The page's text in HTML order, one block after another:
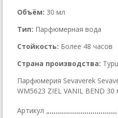
Объём: 30 мл
Тип: Парфюмерная вода
Стойкость: Более 48 часов
Страна производства:
Парфюмерия Sevaverek
WM5623 ZIEL VANIL BEND 30
Артикул